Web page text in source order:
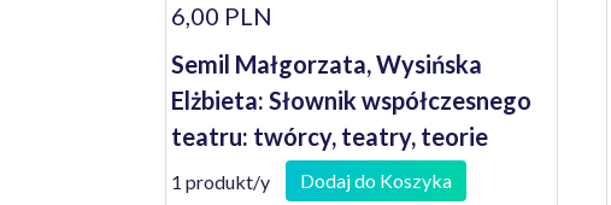
6,00 PLN
Semil Małgorzata, Wysińska
Elżbieta: Słownik współczesnego
teatru: twórcy, teatry, teorie
1 produkt/y Dodaj do Koszyka